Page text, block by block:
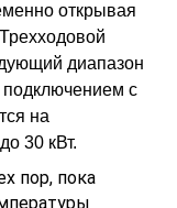
открывая
диапазон
с
на
30 кВт.
пор, пока